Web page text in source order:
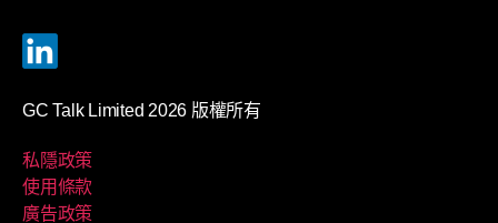
GC Talk Limited 2026 版權所有
私隱政策
使用條款
廣告政策